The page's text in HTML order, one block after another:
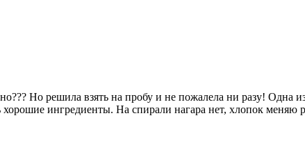
Но решила взять на пробу и не пожалела ни разу! Одна
хорошие ингредиенты. На спирали нагара нет, хлопок меняю